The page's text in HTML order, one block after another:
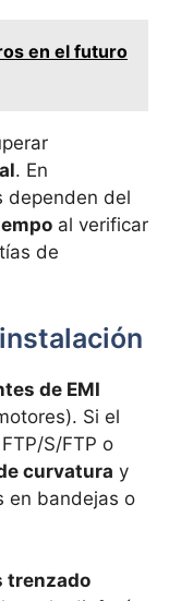
en el futuro
. En
dependen del
al verificar
de
de EMI
Si el
S/FTP o
curvatura y
en bandejas o
trenzado